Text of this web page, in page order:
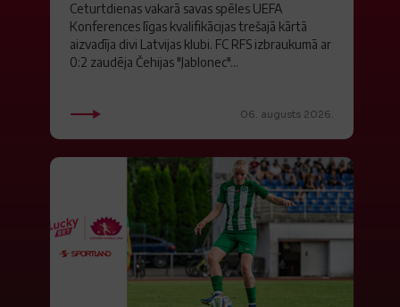
Ceturtdienas vakarā savas spēles UEFA
Konferences līgas kvalifikācijas trešajā kārtā
aizvadīja divi Latvijas klubi. FC RFS izbraukumā ar
0:2 zaudēja Čehijas "Jablonec"...
06. augusts 2026.